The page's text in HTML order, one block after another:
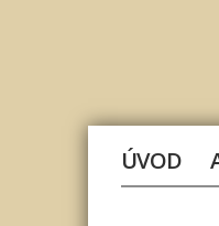
ÚVOD